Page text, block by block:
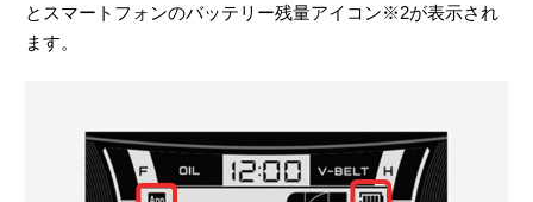
とスマートフォンのバッテリー残量アイコン※2が表示され
ます。